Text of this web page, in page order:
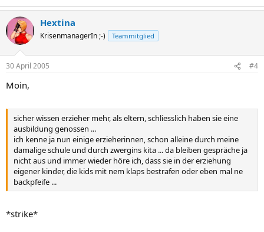
Hextina
KrisenmanagerIn ;-) Teammitglied
30 April 2005 #4
Moin,
sicher wissen erzieher mehr, als eltern, schliesslich haben sie eine
ausbildung genossen ...
ich kenne ja nun einige erzieherinnen, schon alleine durch meine
damalige schule und durch zwergins kita ... da bleiben gespräche ja
nicht aus und immer wieder höre ich, dass sie in der erziehung
eigener kinder, die kids mit nem klaps bestrafen oder eben mal ne
backpfeife ...
*strike*